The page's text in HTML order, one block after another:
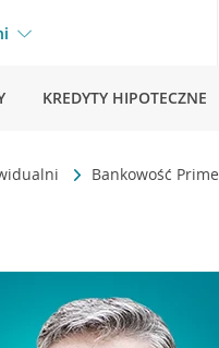
KREDYTY HIPOTECZNE
Bankowość Prime